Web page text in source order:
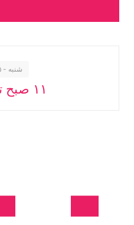
شنبه - ۵ شنبه
۱۱ صبح تا ۸ شب